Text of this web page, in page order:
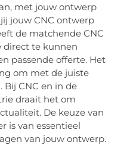
met jouw ontwerp
jouw CNC ontwerp
de matchende CNC
direct te kunnen
passende offerte. Het
om met de juiste
Bij CNC en in de
draait het om
De keuze van
is van essentieel
van jouw ontwerp.